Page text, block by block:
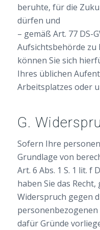
beruhte, für die
dürfen und
– gemäß Art. 77 DS-
Aufsichtsbehörde zu
können Sie sich
Ihres üblichen
Arbeitsplatzes oder
G.
Sofern Ihre
Grundlage von
Art. 6 Abs. 1 S. 1 lit. f
haben Sie das Recht,
Widerspruch gegen
dafür Gründe